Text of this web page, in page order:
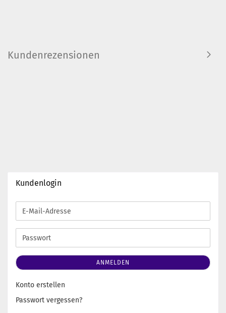
Kundenrezensionen
Kundenlogin
E-
Mail-
Adresse
Passwort
ANMELDEN
Konto erstellen
Passwort vergessen?